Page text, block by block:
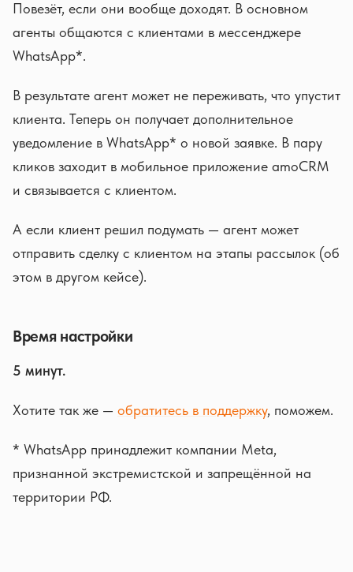
Повезёт, если они вообще доходят. В основном
агенты общаются с клиентами в мессенджере
WhatsApp*.
В результате агент может не переживать, что упустит
клиента. Теперь он получает дополнительное
уведомление в WhatsApp* о новой заявке. В пару
кликов заходит в мобильное приложение amoCRM
и связывается с клиентом.
А если клиент решил подумать — агент может
отправить сделку с клиентом на этапы рассылок (об
этом в другом кейсе).
Время настройки
5 минут.
Хотите так же — обратитесь в поддержку, поможем.
* WhatsApp принадлежит компании Meta,
признанной экстремистской и запрещённой на
территории РФ.